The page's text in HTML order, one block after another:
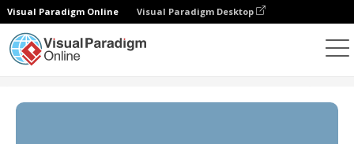
Visual Paradigm Online Visual Paradigm Desktop